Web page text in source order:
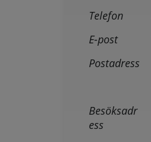
Telefon
E-post
Postadress
Besöksadr
ess